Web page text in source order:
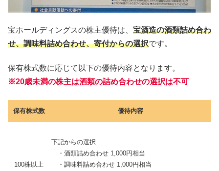
宝ホールディングスの株主優待は、 宝酒造の酒類詰め合わ
せ、調味料詰め合わせ、寄付からの選択です。
保有株式数に応じて以下の優待内容となります。
※20歳未満の株主は酒類の詰め合わせの選択は不可
保有株式数 優待内容
100株以上
下記からの選択
・酒類詰め合わせ 1,000円相当
・調味料詰め合わせ 1,000円相当